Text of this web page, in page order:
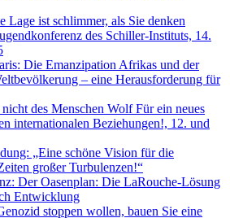
Lage ist schlimmer, als Sie denken
des Schiller-Instituts, 14.
Die Emanzipation Afrikas und der
– eine Herausforderung für
des Menschen Wolf Für ein neues
internationalen Beziehungen!, 12. und
„Eine schöne Vision für die
großer Turbulenzen!“
Der Oasenplan: Die LaRouche-Lösung
Entwicklung
stoppen wollen, bauen Sie eine